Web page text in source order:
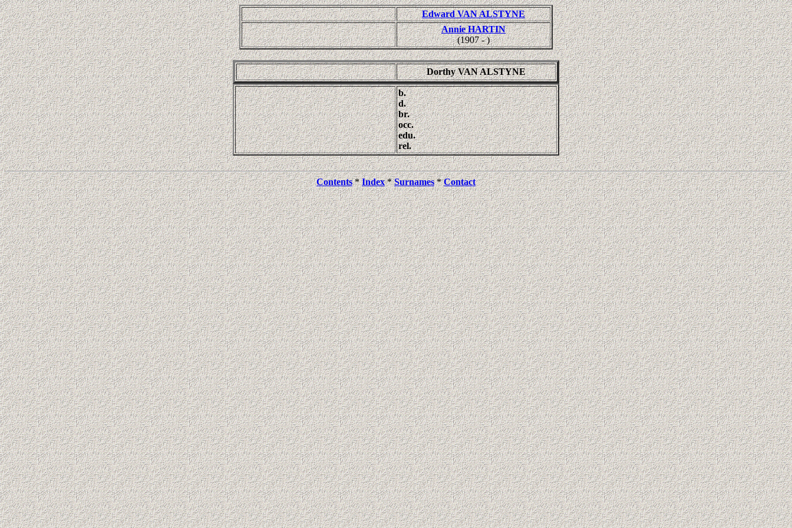
Edward VAN ALSTYNE
Annie HARTIN
(1907 - )
Dorthy VAN ALSTYNE
b.
d.
br.
occ.
edu.
rel.
Contents*Index*Surnames*Contact